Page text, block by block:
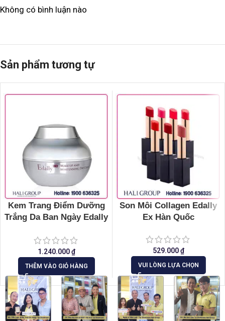
Không có bình luận nào
Sản phẩm tương tự
Kem Trang Điểm Dưỡng
Trắng Da Ban Ngày Edally
1.240.000₫
THÊM VÀO GIỎ HÀNG
Son Môi Collagen Edally
Ex Hàn Quốc
529.000₫
VUI LÒNG LỰA CHỌN